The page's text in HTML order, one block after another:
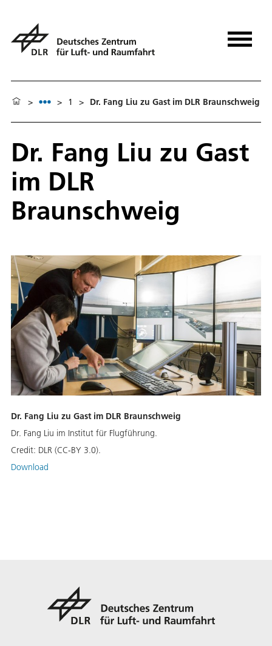
> > 1 > Dr. Fang Liu zu Gast im DLR Braunschweig
Dr. Fang Liu zu Gast
im DLR
Braunschweig
Dr. Fang Liu zu Gast im DLR Braunschweig
Dr. Fang Liu im Institut für Flugführung.
Credit: DLR (CC-BY 3.0).
Download